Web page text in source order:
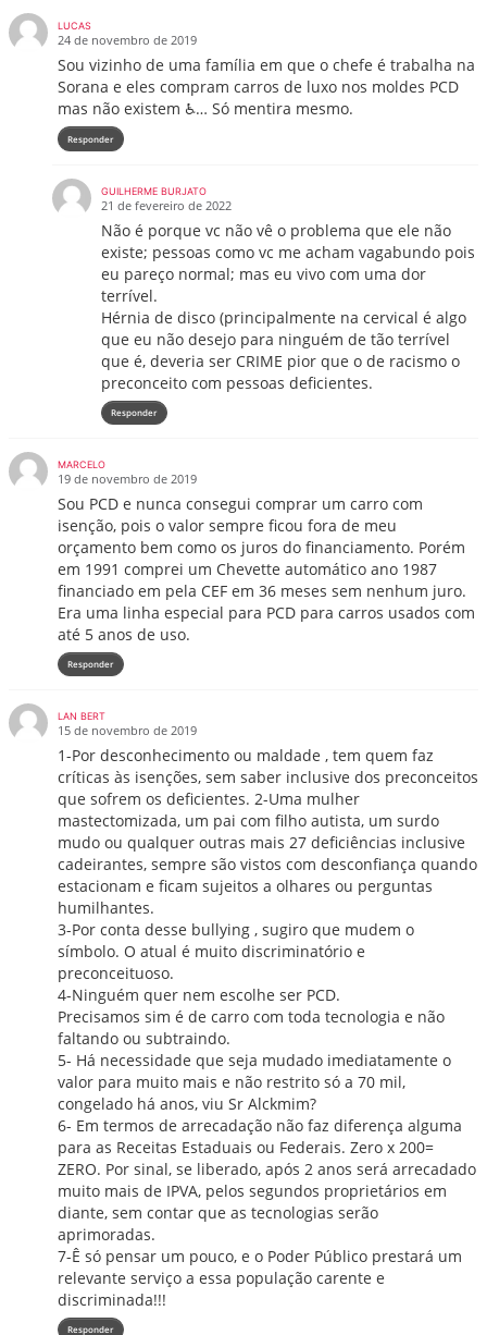
LUCAS
24 de novembro de 2019
Sou vizinho de uma família em que o chefe é trabalha na
Sorana e eles compram carros de luxo nos moldes PCD
mas não existem ♿… Só mentira mesmo.
Responder
GUILHERME BURJATO
21 de fevereiro de 2022
Não é porque vc não vê o problema que ele não
existe; pessoas como vc me acham vagabundo pois
eu pareço normal; mas eu vivo com uma dor
terrível.
Hérnia de disco (principalmente na cervical é algo
que eu não desejo para ninguém de tão terrível
que é, deveria ser CRIME pior que o de racismo o
preconceito com pessoas deficientes.
Responder
MARCELO
19 de novembro de 2019
Sou PCD e nunca consegui comprar um carro com
isenção, pois o valor sempre ficou fora de meu
orçamento bem como os juros do financiamento. Porém
em 1991 comprei um Chevette automático ano 1987
financiado em pela CEF em 36 meses sem nenhum juro.
Era uma linha especial para PCD para carros usados com
até 5 anos de uso.
Responder
LAN BERT
15 de novembro de 2019
1-Por desconhecimento ou maldade , tem quem faz
críticas às isenções, sem saber inclusive dos preconceitos
que sofrem os deficientes. 2-Uma mulher
mastectomizada, um pai com filho autista, um surdo
mudo ou qualquer outras mais 27 deficiências inclusive
cadeirantes, sempre são vistos com desconfiança quando
estacionam e ficam sujeitos a olhares ou perguntas
humilhantes.
3-Por conta desse bullying , sugiro que mudem o
símbolo. O atual é muito discriminatório e
preconceituoso.
4-Ninguém quer nem escolhe ser PCD.
Precisamos sim é de carro com toda tecnologia e não
faltando ou subtraindo.
5- Há necessidade que seja mudado imediatamente o
valor para muito mais e não restrito só a 70 mil,
congelado há anos, viu Sr Alckmim?
6- Em termos de arrecadação não faz diferença alguma
para as Receitas Estaduais ou Federais. Zero x 200=
ZERO. Por sinal, se liberado, após 2 anos será arrecadado
muito mais de IPVA, pelos segundos proprietários em
diante, sem contar que as tecnologias serão
aprimoradas.
7-Ê só pensar um pouco, e o Poder Público prestará um
relevante serviço a essa população carente e
discriminada!!!
Responder